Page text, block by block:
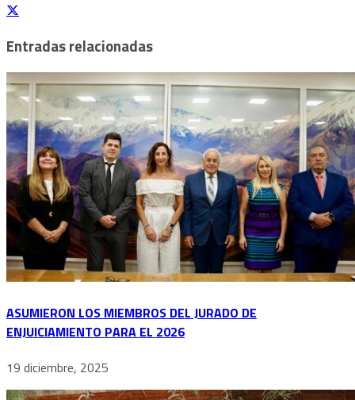
Entradas relacionadas
ASUMIERON LOS MIEMBROS DEL JURADO DE
ENJUICIAMIENTO PARA EL 2026
19 diciembre, 2025